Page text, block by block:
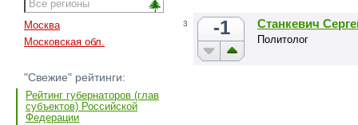
Москва
Московская обл.
"Свежие" рейтинги:
Рейтинг губернаторов (глав
субъектов) Российской
Федерации
3 -1 Станкевич
Политолог